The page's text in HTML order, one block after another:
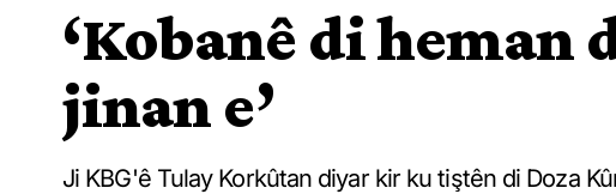
‘Kobanê di heman
jinan e’
Ji KBG'ê Tulay Korkûtan diyar kir ku tiştên di Doza